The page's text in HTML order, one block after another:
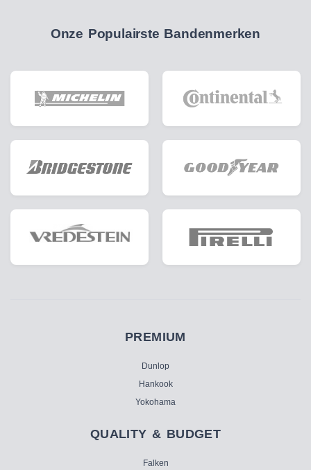
Onze Populairste Bandenmerken
PREMIUM
Dunlop
Hankook
Yokohama
QUALITY & BUDGET
Falken